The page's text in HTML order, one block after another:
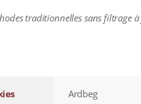
traditionnelles sans filtrage
Ardbeg